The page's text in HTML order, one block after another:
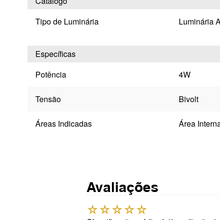
Tipo de Luminária
Luminária
Específicas
Potência
4W
Tensão Bivolt
Áreas Indicadas Área
Avaliações
☆☆☆☆☆